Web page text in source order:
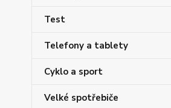
Test
Telefony a tablety
Cyklo a sport
Velké spotřebiče